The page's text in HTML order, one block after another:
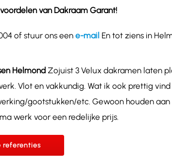
van Dakraam Garant!
of stuur ons een e-mail En tot ziens in
Helmond Zojuist 3 Velux dakramen laten
Vlot en vakkundig. Wat ik ook prettig
gootstukken/etc. Gewoon houden
werk voor een redelijke prijs.
referenties